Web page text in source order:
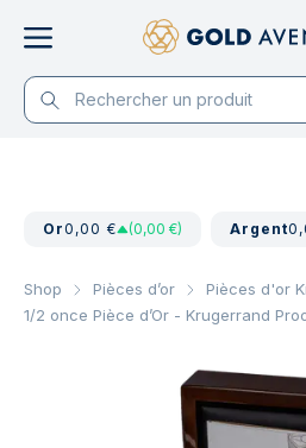
Or0,00 € (0,00 €) Argent
Shop Pièces d’or
Pièces d'or
1/2 once Pièce d’Or - Krugerrand